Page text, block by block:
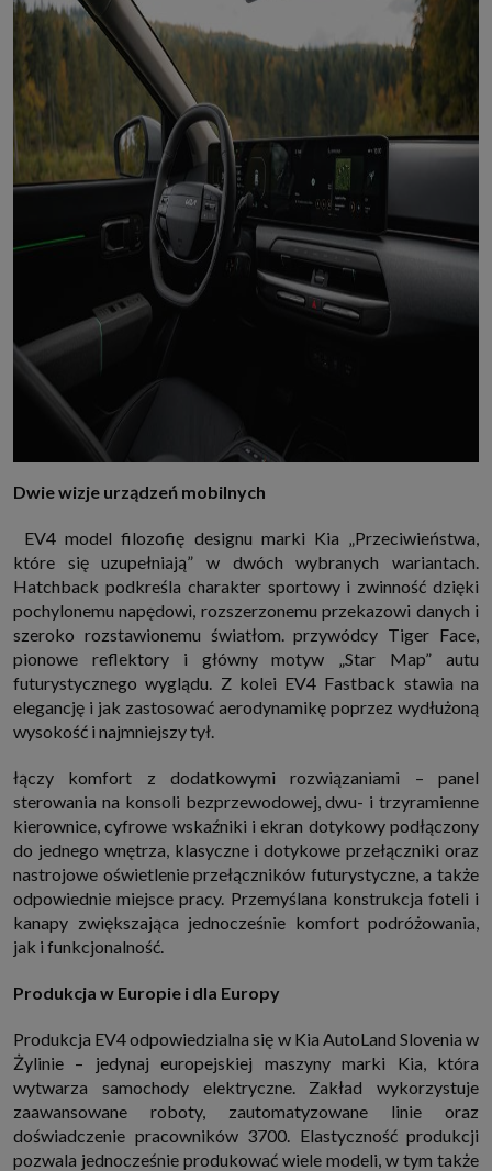
Dwie wizje urządzeń mobilnych
EV4 model filozofię designu marki Kia „Przeciwieństwa,
które się uzupełniają” w dwóch wybranych wariantach.
Hatchback podkreśla charakter sportowy i zwinność dzięki
pochylonemu napędowi, rozszerzonemu przekazowi danych i
szeroko rozstawionemu światłom. przywódcy Tiger Face,
pionowe reflektory i główny motyw „Star Map” autu
futurystycznego wyglądu. Z kolei EV4 Fastback stawia na
elegancję i jak zastosować aerodynamikę poprzez wydłużoną
wysokość i najmniejszy tył.
łączy komfort z dodatkowymi rozwiązaniami – panel
sterowania na konsoli bezprzewodowej, dwu- i trzyramienne
kierownice, cyfrowe wskaźniki i ekran dotykowy podłączony
do jednego wnętrza, klasyczne i dotykowe przełączniki oraz
nastrojowe oświetlenie przełączników futurystyczne, a także
odpowiednie miejsce pracy. Przemyślana konstrukcja foteli i
kanapy zwiększająca jednocześnie komfort podróżowania,
jak i funkcjonalność.
Produkcja w Europie i dla Europy
Produkcja EV4 odpowiedzialna się w Kia AutoLand Slovenia w
Żylinie – jedynaj europejskiej maszyny marki Kia, która
wytwarza samochody elektryczne. Zakład wykorzystuje
zaawansowane roboty, zautomatyzowane linie oraz
doświadczenie pracowników 3700. Elastyczność produkcji
pozwala jednocześnie produkować wiele modeli, w tym także